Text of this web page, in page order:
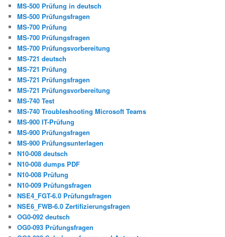
MS-500 Prüfung in deutsch
MS-500 Prüfungsfragen
MS-700 Prüfung
MS-700 Prüfungsfragen
MS-700 Prüfungsvorbereitung
MS-721 deutsch
MS-721 Prüfung
MS-721 Prüfungsfragen
MS-721 Prüfungsvorbereitung
MS-740 Test
MS-740 Troubleshooting Microsoft Teams
MS-900 IT-Prüfung
MS-900 Prüfungsfragen
MS-900 Prüfungsunterlagen
N10-008 deutsch
N10-008 dumps PDF
N10-008 Prüfung
N10-009 Prüfungsfragen
NSE4_FGT-6.0 Prüfungsfragen
NSE6_FWB-6.0 Zertifizierungsfragen
OG0-092 deutsch
OG0-093 Prüfungsfragen